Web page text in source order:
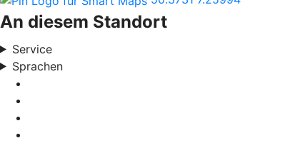
An diesem Standort
Service
Sprachen